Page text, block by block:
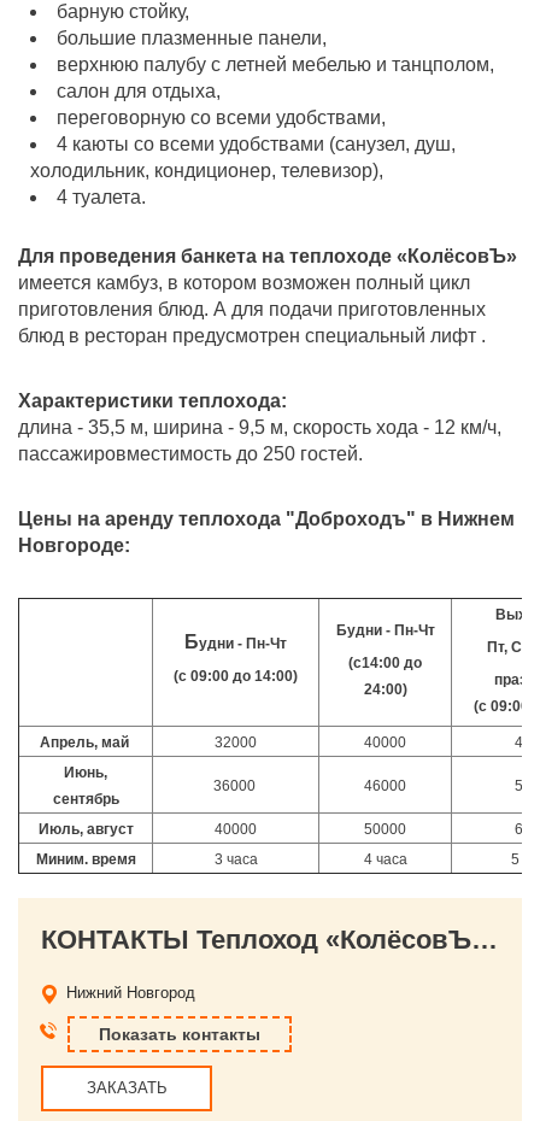
барную стойку,
большие плазменные панели,
верхнюю палубу с летней мебелью и танцполом,
салон для отдыха,
переговорную со всеми удобствами,
4 каюты со всеми удобствами (санузел, душ,
холодильник, кондиционер, телевизор),
4 туалета.
Для проведения банкета на теплоходе «КолёсовЪ»
имеется камбуз, в котором возможен полный цикл
приготовления блюд. А для подачи приготовленных
блюд в ресторан предусмотрен специальный лифт .
Характеристики теплохода:
длина - 35,5 м, ширина - 9,5 м, скорость хода - 12 км/ч,
пассажировместимость до 250 гостей.
Цены на аренду теплохода "Доброходъ" в Нижнем
Новгороде:
Будни - Пн-Чт
(с 09:00 до 14:00)
Будни - Пн-Чт
(с14:00 до
24:00)
Пт, Сб,
(c 09:00
Апрель, май 32000 40000
Июнь,
сентябрь
36000 46000
Июль, август 40000 50000
Миним. время
3 часа 4 часа 5
КОНТАКТЫ Теплоход «КолёсовЪ» в Нижнем Новгороде
Нижний Новгород
Показать контакты
ЗАКАЗАТЬ